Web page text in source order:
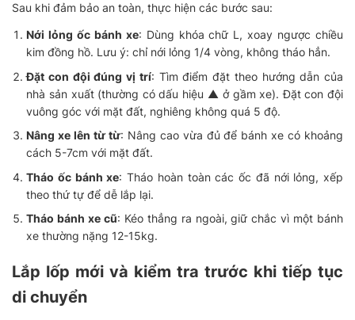
Sau khi đảm bảo an toàn, thực hiện các bước sau:
Nới lỏng ốc bánh xe: Dùng khóa chữ L, xoay ngược chiều
kim đồng hồ. Lưu ý: chỉ nới lỏng 1/4 vòng, không tháo hẳn.
Đặt con đội đúng vị trí: Tìm điểm đặt theo hướng dẫn của
nhà sản xuất (thường có dấu hiệu ▲ ở gầm xe). Đặt con đội
vuông góc với mặt đất, nghiêng không quá 5 độ.
Nâng xe lên từ từ: Nâng cao vừa đủ để bánh xe có khoảng
cách 5-7cm với mặt đất.
Tháo ốc bánh xe: Tháo hoàn toàn các ốc đã nới lỏng, xếp
theo thứ tự để dễ lắp lại.
Tháo bánh xe cũ: Kéo thẳng ra ngoài, giữ chắc vì một bánh
xe thường nặng 12-15kg.
Lắp lốp mới và kiểm tra trước khi tiếp tục
di chuyển